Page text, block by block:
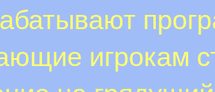
игрокам